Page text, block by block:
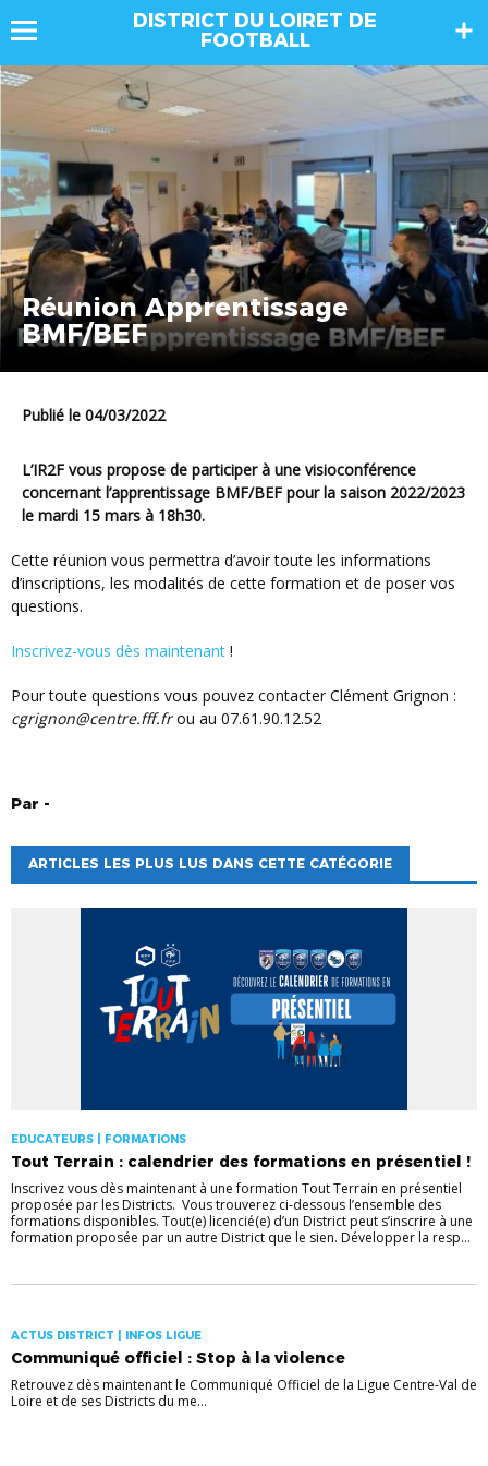
DISTRICT DU LOIRET DE
FOOTBALL
Réunion Apprentissage
BMF/BEF
Publié le 04/03/2022
L’IR2F vous propose de participer à une visioconférence
concernant l’apprentissage BMF/BEF pour la saison 2022/2023
le mardi 15 mars à 18h30.
Cette réunion vous permettra d’avoir toute les informations
d’inscriptions, les modalités de cette formation et de poser vos
questions.
Inscrivez-vous dès maintenant !
Pour toute questions vous pouvez contacter Clément Grignon :
cgrignon@centre.fff.frou au 07.61.90.12.52
Par -
ARTICLES LES PLUS LUS DANS CETTE CATÉGORIE
EDUCATEURS | FORMATIONS
Tout Terrain : calendrier des formations en présentiel !
Inscrivez vous dès maintenant à une formation Tout Terrain en présentiel
proposée par les Districts. Vous trouverez ci-dessous l’ensemble des
formations disponibles. Tout(e) licencié(e) d’un District peut s’inscrire à une
formation proposée par un autre District que le sien. Développer la resp...
ACTUS DISTRICT | INFOS LIGUE
Communiqué officiel : Stop à la violence
Retrouvez dès maintenant le Communiqué Officiel de la Ligue Centre-Val de
Loire et de ses Districts du me...